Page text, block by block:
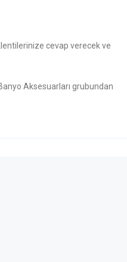
cevap verecek ve
Aksesuarları grubundan